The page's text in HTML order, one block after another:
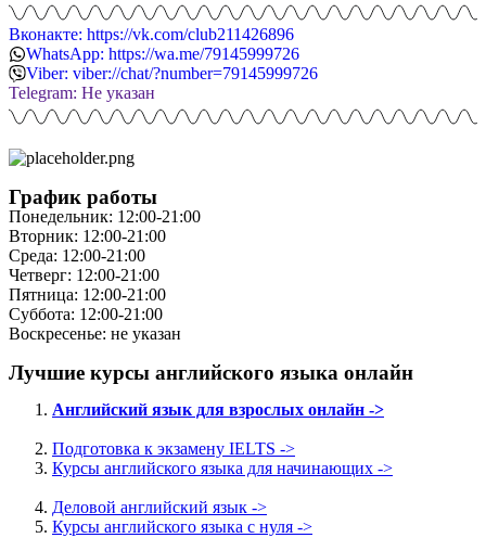
Вконакте: https://vk.com/club211426896
WhatsApp: https://wa.me/79145999726
Viber: viber://chat/?number=79145999726
Telegram: Не указан
График работы
Понедельник: 12:00-21:00
Вторник: 12:00-21:00
Среда: 12:00-21:00
Четверг: 12:00-21:00
Пятница: 12:00-21:00
Суббота: 12:00-21:00
Воскресенье: не указан
Лучшие курсы английского языка онлайн
Английский язык для взрослых онлайн ->
Подготовка к экзамену IELTS ->
Курсы английского языка для начинающих ->
Деловой английский язык ->
Курсы английского языка с нуля ->